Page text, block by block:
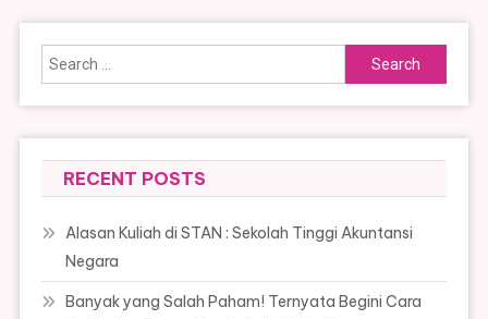
Search
for:
RECENT POSTS
Alasan Kuliah di STAN : Sekolah Tinggi Akuntansi
Negara
Banyak yang Salah Paham! Ternyata Begini Cara